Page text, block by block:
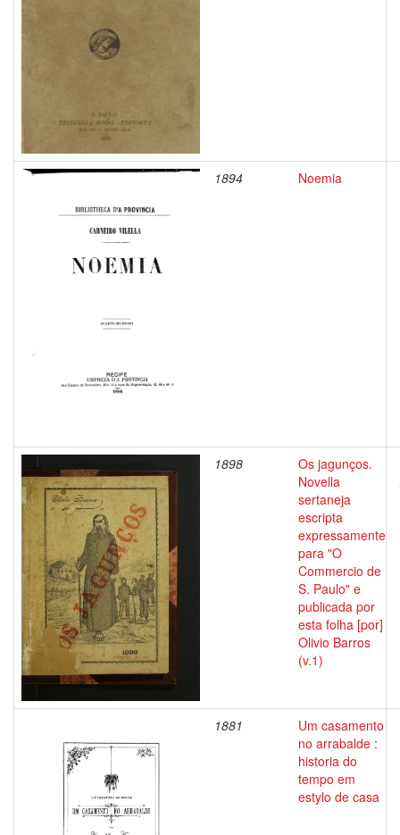
1894 Noemia
1898
Os jagunços.
Novella
sertaneja
escripta
expressamente
para "O
Commercio de
S. Paulo" e
publicada por
esta folha [por]
Olivio Barros
(v.1)
1881
Um casamento
no arrabalde :
historia do
tempo em
estylo de casa